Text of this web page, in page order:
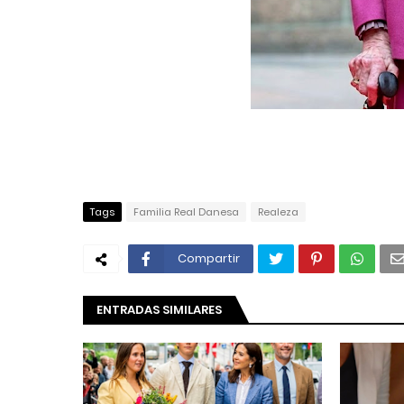
Tags Familia Real Danesa Realeza
Compartir
ENTRADAS SIMILARES